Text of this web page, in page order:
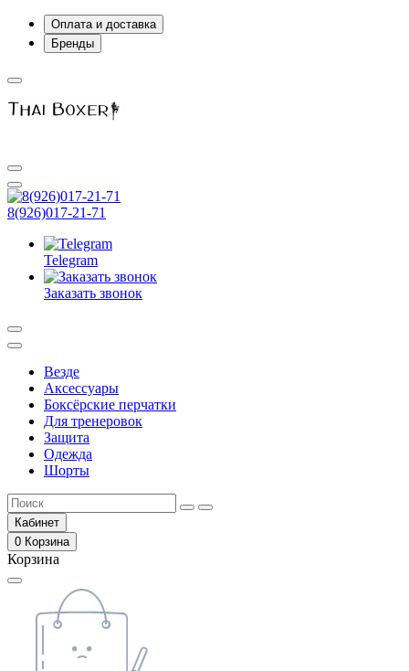
Оплата и доставка
Бренды
8(926)017-21-71
Telegram
Заказать звонок
Везде
Аксессуары
Боксёрские перчатки
Для тренеровок
Защита
Одежда
Шорты
Кабинет
0 Корзина
Корзина